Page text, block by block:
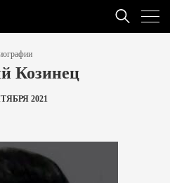
Козинец
2021